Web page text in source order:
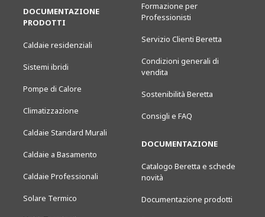
DOCUMENTAZIONE
PRODOTTI
Caldaie residenziali
Sistemi ibridi
Pompe di Calore
Climatizzazione
Caldaie Standard Murali
Caldaie a Basamento
Caldaie Professionali
Solare Termico
Formazione per
Professionisti
Servizio Clienti Beretta
Condizioni generali di
vendita
Sostenibilità Beretta
Consigli e FAQ
DOCUMENTAZIONE
Catalogo Beretta e schede
novità
Documentazione prodotti